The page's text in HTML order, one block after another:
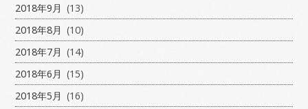
2018年9月 (13)
2018年8月 (10)
2018年7月 (14)
2018年6月 (15)
2018年5月 (16)